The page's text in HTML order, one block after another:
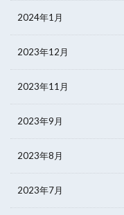
2024年1月
2023年12月
2023年11月
2023年9月
2023年8月
2023年7月